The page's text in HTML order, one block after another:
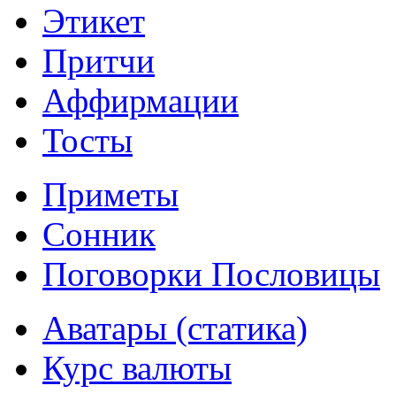
Этикет
Притчи
Аффирмации
Тосты
Приметы
Сонник
Поговорки Пословицы
Аватары (статика)
Курс валюты